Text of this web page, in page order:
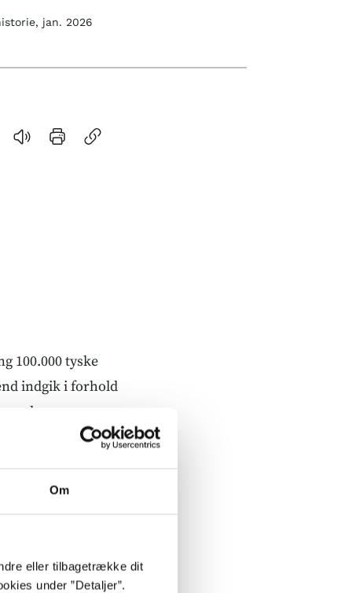
Om
eller tilbagetrække dit
under ”Detaljer”.
jan. 2026
100.000 tyske
indgik i forhold
danske kvinder
blev deres
ofte omtalt i